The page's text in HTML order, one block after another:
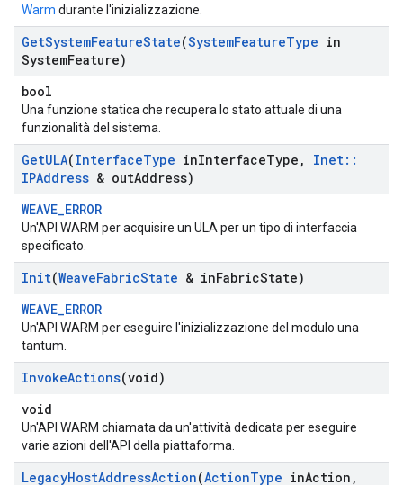
Warm durante l'inizializzazione.
GetSystemFeatureState(SystemFeatureType in
SystemFeature)
bool
Una funzione statica che recupera lo stato attuale di una
funzionalità del sistema.
GetULA(InterfaceType inInterfaceType , Inet::
IPAddress & outAddress)
WEAVE_ERROR
Un'API WARM per acquisire un ULA per un tipo di interfaccia
specificato.
Init(WeaveFabricState & inFabricState)
WEAVE_ERROR
Un'API WARM per eseguire l'inizializzazione del modulo una
tantum.
InvokeActions(void)
void
Un'API WARM chiamata da un'attività dedicata per eseguire
varie azioni dell'API della piattaforma.
LegacyHostAddressAction(ActionType inAction ,